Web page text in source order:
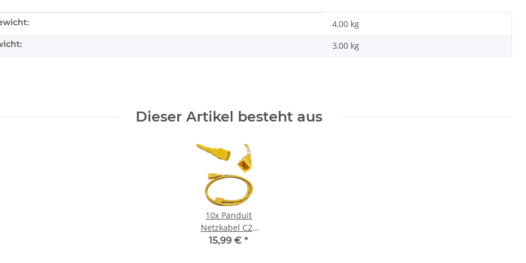
4,00 kg
3,00 kg
Dieser Artikel besteht aus
10x Panduit
Netzkabel C20
C13 Power
15,99 €*